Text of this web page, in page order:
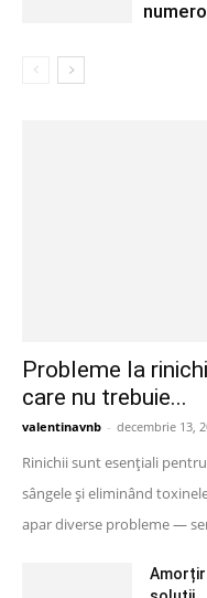
Probleme la
care nu trebuie...
valentinavnb - decembrie 13,
Rinichii sunt esențiali
sângele și eliminând
apar diverse probleme —